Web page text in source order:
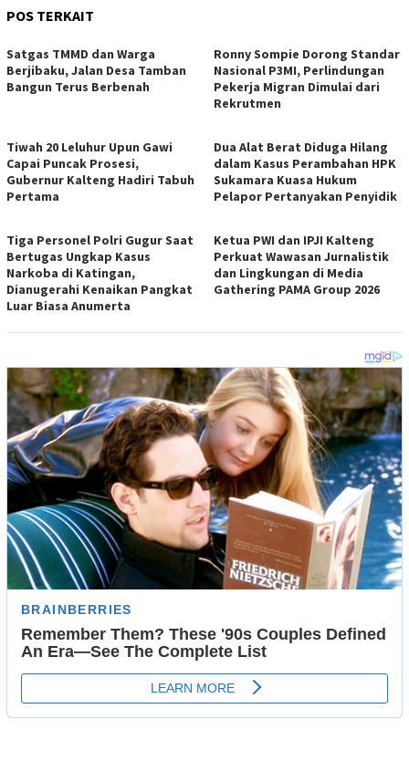
POS TERKAIT
Satgas TMMD dan Warga
Berjibaku, Jalan Desa Tamban
Bangun Terus Berbenah
Ronny Sompie Dorong Standar
Nasional P3MI, Perlindungan
Pekerja Migran Dimulai dari
Rekrutmen
Tiwah 20 Leluhur Upun Gawi
Capai Puncak Prosesi,
Gubernur Kalteng Hadiri Tabuh
Pertama
Dua Alat Berat Diduga Hilang
dalam Kasus Perambahan HPK
Sukamara Kuasa Hukum
Pelapor Pertanyakan Penyidik
Tiga Personel Polri Gugur Saat
Bertugas Ungkap Kasus
Narkoba di Katingan,
Dianugerahi Kenaikan Pangkat
Luar Biasa Anumerta
Ketua PWI dan IPJI Kalteng
Perkuat Wawasan Jurnalistik
dan Lingkungan di Media
Gathering PAMA Group 2026